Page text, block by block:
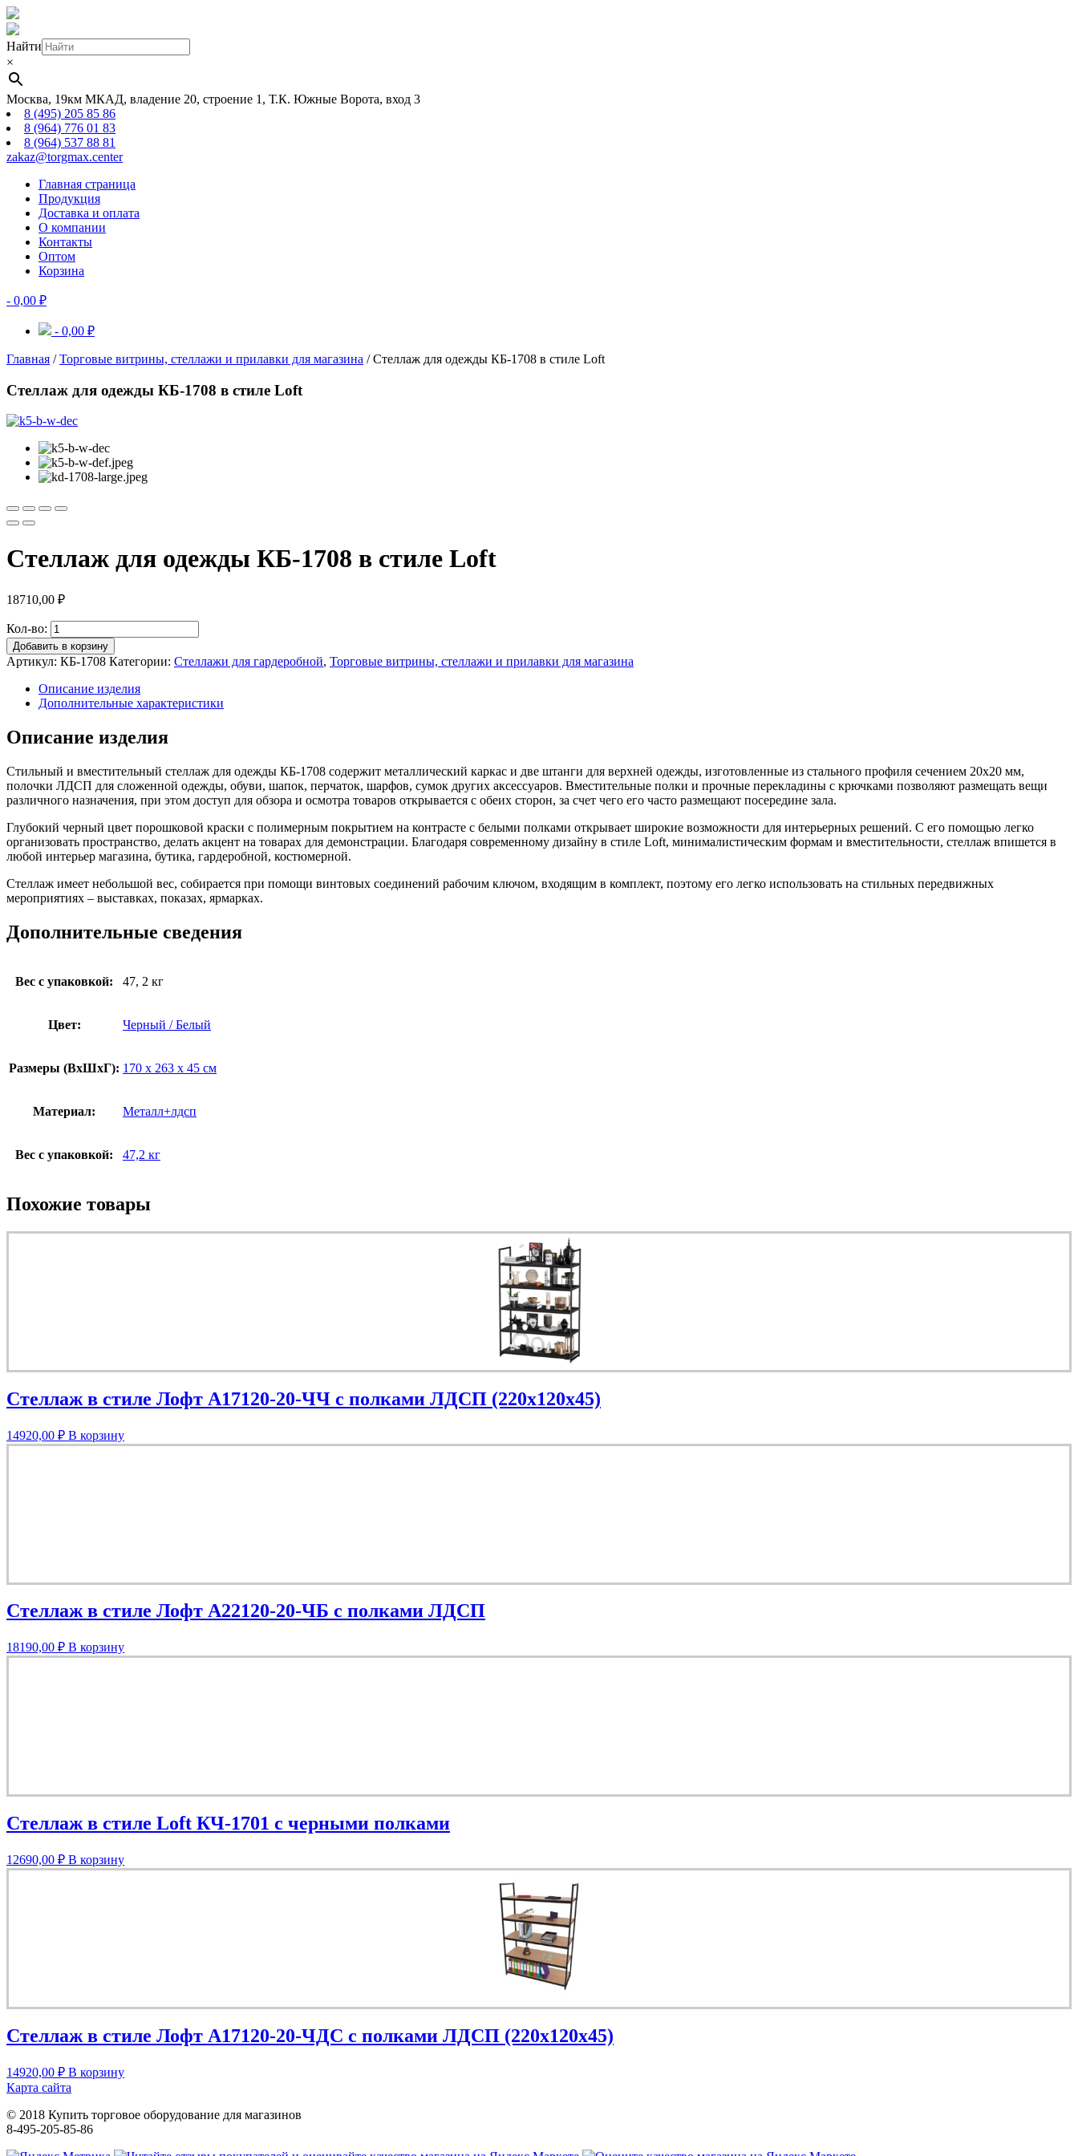
Найти
×
Москва, 19км МКАД, владение 20, строение 1, Т.К. Южные Ворота, вход 3
8 (495) 205 85 86
8 (964) 776 01 83
8 (964) 537 88 81
zakaz@torgmax.center
Главная страница
Продукция
Доставка и оплата
О компании
Контакты
Оптом
Корзина
- 0,00 ₽
- 0,00 ₽
Главная /Торговые витрины, стеллажи и прилавки для магазина / Стеллаж для одежды КБ-1708 в стиле Loft
Стеллаж для одежды КБ-1708 в стиле Loft
Стеллаж для одежды КБ-1708 в стиле Loft
18710,00 ₽
Кол-во:
Добавить в корзину
Артикул: КБ-1708 Категории: Стеллажи для гардеробной, Торговые витрины, стеллажи и прилавки для магазина
Описание изделия
Дополнительные характеристики
Описание изделия
Стильный и вместительный стеллаж для одежды КБ-1708 содержит металлический каркас и две штанги для верхней одежды, изготовленные из стального профиля сечением 20х20 мм,
полочки ЛДСП для сложенной одежды, обуви, шапок, перчаток, шарфов, сумок других аксессуаров. Вместительные полки и прочные перекладины с крючками позволяют размещать вещи
различного назначения, при этом доступ для обзора и осмотра товаров открывается с обеих сторон, за счет чего его часто размещают посередине зала.
Глубокий черный цвет порошковой краски с полимерным покрытием на контрасте с белыми полками открывает широкие возможности для интерьерных решений. С его помощью легко
организовать пространство, делать акцент на товарах для демонстрации. Благодаря современному дизайну в стиле Loft, минималистическим формам и вместительности, стеллаж впишется в
любой интерьер магазина, бутика, гардеробной, костюмерной.
Стеллаж имеет небольшой вес, собирается при помощи винтовых соединений рабочим ключом, входящим в комплект, поэтому его легко использовать на стильных передвижных
мероприятиях – выставках, показах, ярмарках.
Дополнительные сведения
Вес с упаковкой: 47, 2 кг
Цвет: Черный / Белый
Размеры (ВxШxГ): 170 x 263 x 45 см
Материал: Металл+лдсп
Вес с упаковкой: 47,2 кг
Похожие товары
Стеллаж в стиле Лофт A17120-20-ЧЧ с полками ЛДСП (220х120х45)
14920,00 ₽ В корзину
Стеллаж в стиле Лофт A22120-20-ЧБ с полками ЛДСП
18190,00 ₽ В корзину
Стеллаж в стиле Loft КЧ-1701 с черными полками
12690,00 ₽ В корзину
Стеллаж в стиле Лофт A17120-20-ЧДС с полками ЛДСП (220х120х45)
14920,00 ₽ В корзину
Карта сайта
© 2018 Купить торговое оборудование для магазинов
8-495-205-85-86